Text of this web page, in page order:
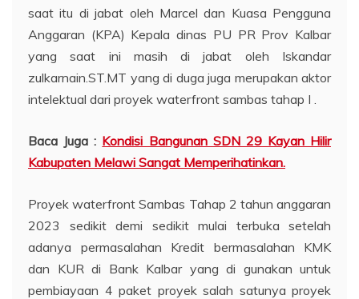
saat itu di jabat oleh Marcel dan Kuasa Pengguna
Anggaran (KPA) Kepala dinas PU PR Prov Kalbar
yang saat ini masih di jabat oleh Iskandar
zulkarnain.ST.MT yang di duga juga merupakan aktor
intelektual dari proyek waterfront sambas tahap I .
Baca Juga : Kondisi Bangunan SDN 29 Kayan Hilir
Kabupaten Melawi Sangat Memperihatinkan.
Proyek waterfront Sambas Tahap 2 tahun anggaran
2023 sedikit demi sedikit mulai terbuka setelah
adanya permasalahan Kredit bermasalahan KMK
dan KUR di Bank Kalbar yang di gunakan untuk
pembiayaan 4 paket proyek salah satunya proyek